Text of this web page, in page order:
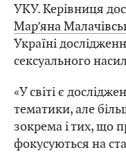
УКУ. Керівниця
Мар’яна
Україні
сексуального
«У світі є
тематики, але
зокрема і тих, що
фокусуються на